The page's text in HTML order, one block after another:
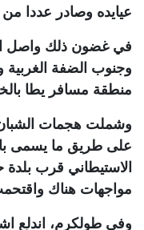
عيايده وصادر عددا من
في غضون ذلك واصل
وجنوب الضفة الغربية
منطقة مسافر يطا
وشملت هجمات الشبان
على طريق ما يسمى
الاستيطاني قرب
مواجهات هناك
وفي طولكرم، اندلع